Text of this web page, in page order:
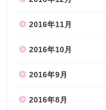
2016年11月
2016年10月
2016年9月
2016年8月